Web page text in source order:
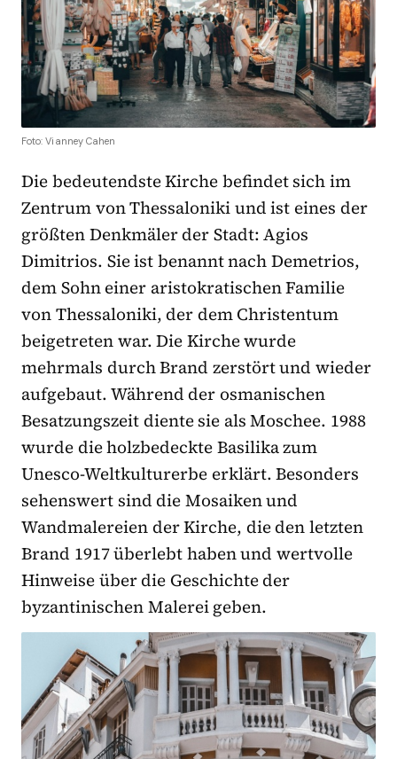
Foto: Vianney Cahen
Die bedeutendste Kirche befindet sich im
Zentrum von Thessaloniki und ist eines der
größten Denkmäler der Stadt: Agios
Dimitrios. Sie ist benannt nach Demetrios,
dem Sohn einer aristokratischen Familie
von Thessaloniki, der dem Christentum
beigetreten war. Die Kirche wurde
mehrmals durch Brand zerstört und wieder
aufgebaut. Während der osmanischen
Besatzungszeit diente sie als Moschee. 1988
wurde die holzbedeckte Basilika zum
Unesco-Weltkulturerbe erklärt. Besonders
sehenswert sind die Mosaiken und
Wandmalereien der Kirche, die den letzten
Brand 1917 überlebt haben und wertvolle
Hinweise über die Geschichte der
byzantinischen Malerei geben.